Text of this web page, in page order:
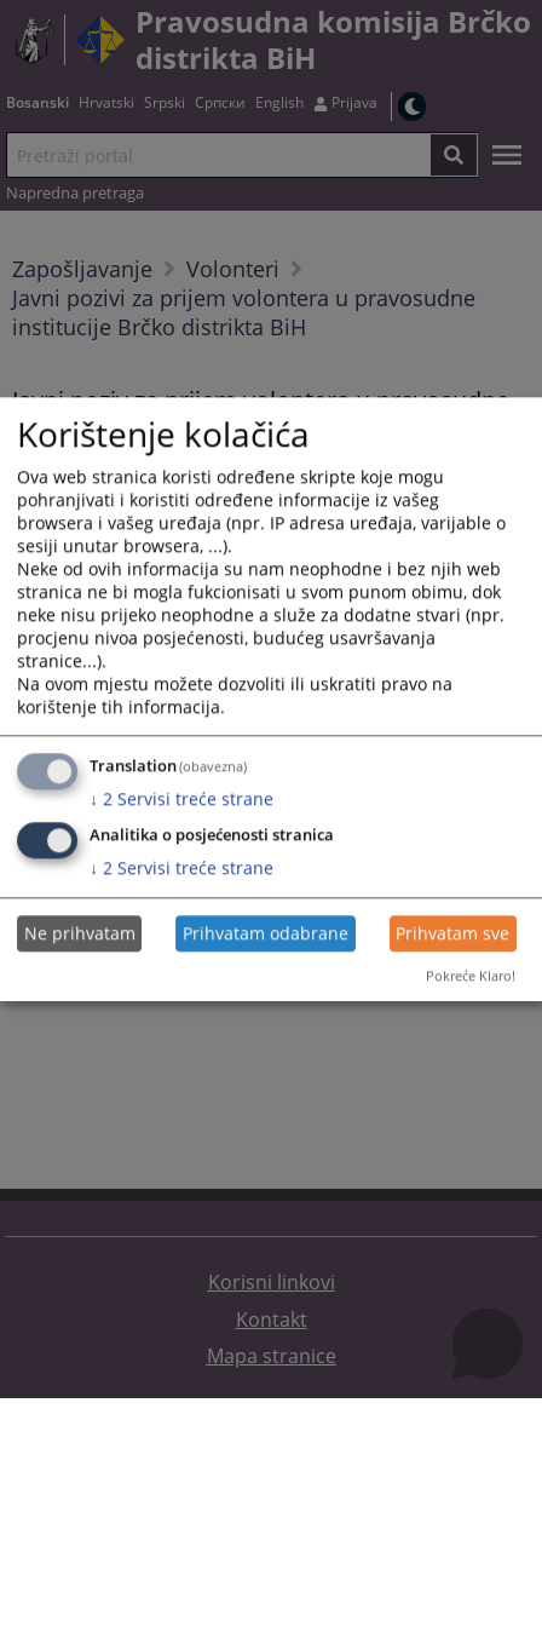
Pravosudna komisija Brčko
distrikta BiH
Bosanski Hrvatski Srpski Српски English Prijava
Napredna pretraga
Zapošljavanje
Volonteri
Javni pozivi za prijem volontera u pravosudne
institucije Brčko distrikta BiH
Javni poziv za prijem volontera u pravosudne
institucije Brčko distrikta BiH broj: SuPK-01-
67/26-V od 08.05.2026. godine.
13.05.2026.
Javni poziv možete preuzeti
Prikazana vijest je na: Bosanski jezik
4PREGLEDA
Korisni linkovi
Kontakt
Mapa stranice
Korištenje kolačića
Ova web stranica koristi određene skripte koje mogu
pohranjivati i koristiti određene informacije iz vašeg
browsera i vašeg uređaja (npr. IP adresa uređaja, varijable o
sesiji unutar browsera, ...).
Neke od ovih informacija su nam neophodne i bez njih web
stranica ne bi mogla fukcionisati u svom punom obimu, dok
neke nisu prijeko neophodne a služe za dodatne stvari (npr.
procjenu nivoa posjećenosti, budućeg usavršavanja
stranice...).
Na ovom mjestu možete dozvoliti ili uskratiti pravo na
korištenje tih informacija.
Translation(obavezna)
↓ 2 Servisi treće strane
Analitika o posjećenosti stranica
↓ 2 Servisi treće strane
Ne prihvatam Prihvatam odabrane Prihvatam sve
Pokreće Klaro!